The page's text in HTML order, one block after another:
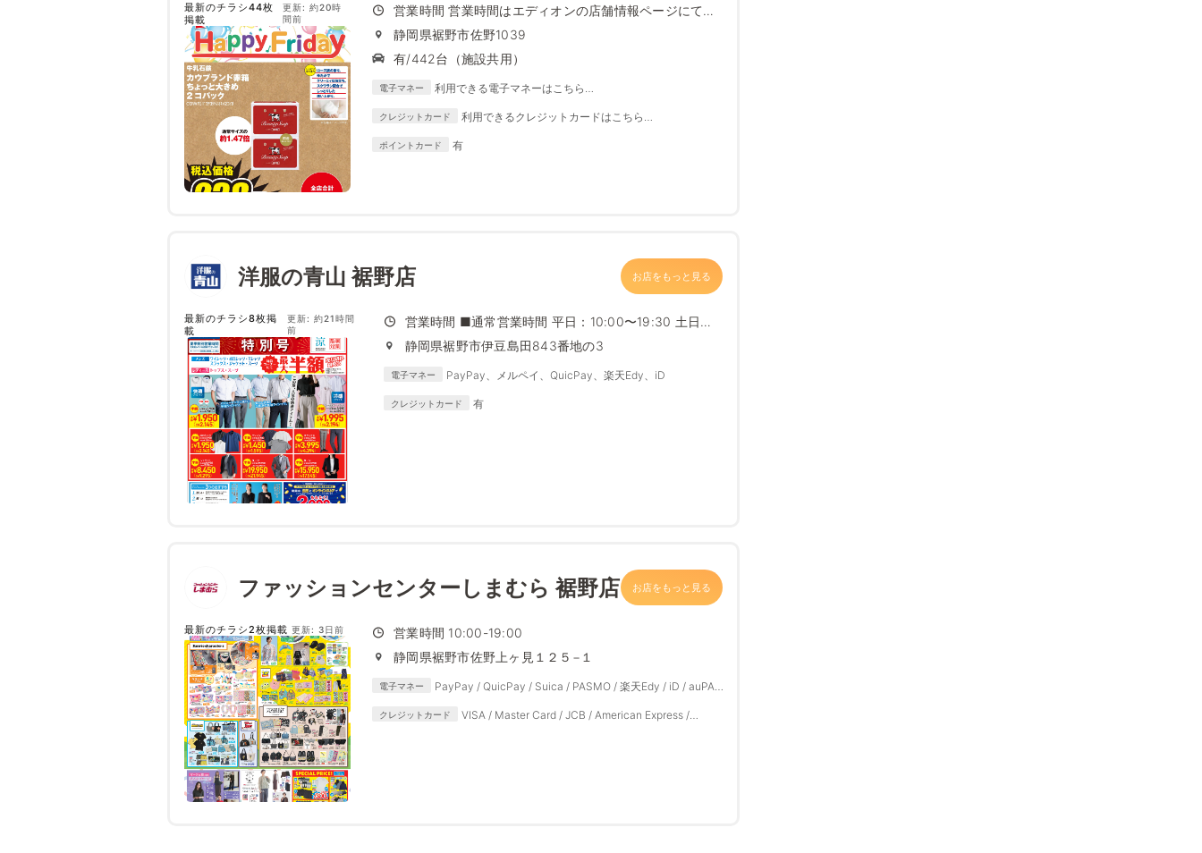
最新のチラシ44枚
掲載
更新: 約20時
間前
営業時間 営業時間はエディオンの店舗情報ページにて最
新情報をご確...
静岡県裾野市佐野1039
有/442台（施設共用）
電子マネー
利用できる電子マネーはこちら
/content05/index.html
クレジットカード
利用できるクレジットカードはこちら
ポイントカード 有
洋服の青山 裾野店 お店をもっと見る
最新のチラシ8枚掲
載
更新: 約21時間
前
営業時間 ■通常営業時間 平日：10:00〜19:30 土日祝
日...
静岡県裾野市伊豆島田843番地の3
電子マネー PayPay、メルペイ、QuicPay、楽天Edy、iD
クレジットカード 有
ファッションセンターしまむら 裾野店 お店をもっと見る
最新のチラシ2枚掲載 更新: 3日前
営業時間 10:00-19:00
静岡県裾野市佐野上ヶ見１２５−１
電子マネー
PayPay / QuicPay / Suica / PASMO / 楽天Edy / iD / auPAY
クレジットカード
VISA / Master Card / JCB / American Express /